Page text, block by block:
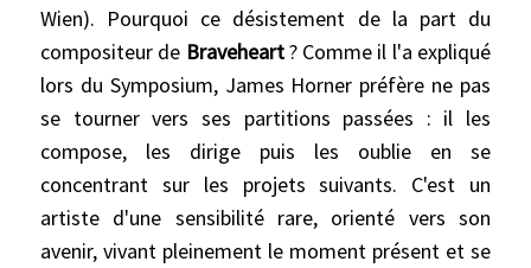
Wien). Pourquoi ce désistement de la part du
compositeur de Braveheart? Comme il l'a expliqué
lors du Symposium, James Horner préfère ne pas
se tourner vers ses partitions passées : il les
compose, les dirige puis les oublie en se
concentrant sur les projets suivants. C'est un
artiste d'une sensibilité rare, orienté vers son
avenir, vivant pleinement le moment présent et se